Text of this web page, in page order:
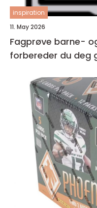
inspiration
11. May 2026
Fagprøve barne-
forbereder du deg